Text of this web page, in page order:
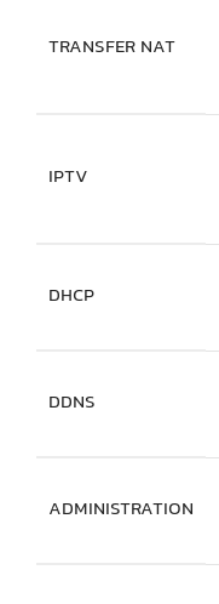
TRANSFER NAT
IPTV
DHCP
DDNS
ADMINISTRATION